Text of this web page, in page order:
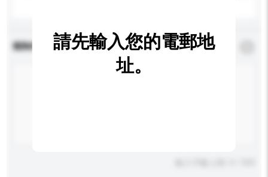
查詢內容 *必須填寫
請先輸入您的電郵地
址。